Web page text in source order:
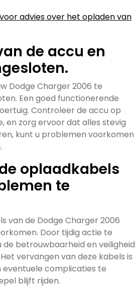
advies over het opladen van
de accu en
Dodge Charger 2006 te
Een goed functionerende
Controleer de accu op
en zorg ervoor dat alles stevig
kunt u problemen voorkomen
oplaadkabels
te
van de Dodge Charger 2006
Door tijdig actie te
betrouwbaarheid en veiligheid
vervangen van deze kabels is
eventuele complicaties te
blijft rijden.